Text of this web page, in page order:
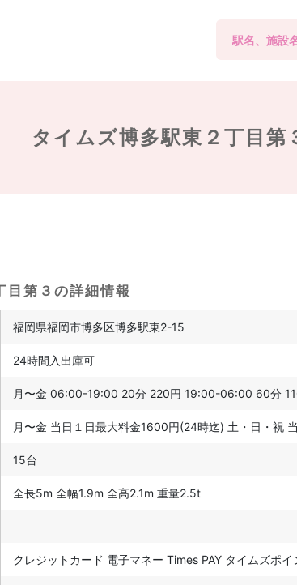
タイムズ博多駅東２丁目
目第３の詳細情報
福岡県福岡市博多区博多駅東2-15
24時間入出庫可
月〜金 06:00-19:00 20分 220円 19:00-06:00 60分
月〜金 当日１日最大料金1600円(24時迄) 土・日・祝
15台
全長5m 全幅1.9m 全高2.1m 重量2.5t
クレジットカード 電子マネー Times PAY タイムズポ